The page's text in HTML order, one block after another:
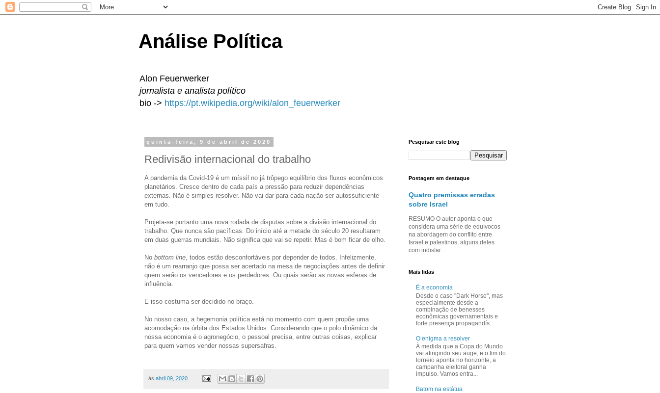
Análise Política
Alon Feuerwerker
jornalista e analista político
bio -> https://pt.wikipedia.org/wiki/alon_feuerwerker
quinta-feira, 9 de abril de 2020
Redivisão internacional do trabalho
A pandemia da Covid-19 é um míssil no já trôpego equilíbrio dos fluxos econômicos
planetários. Cresce dentro de cada país a pressão para reduzir dependências
externas. Não é simples resolver. Não vai dar para cada nação ser autossuficiente
em tudo.
Projeta-se portanto uma nova rodada de disputas sobre a divisão internacional do
trabalho. Que nunca são pacíficas. Do início até a metade do século 20 resultaram
em duas guerras mundiais. Não significa que vai se repetir. Mas é bom ficar de olho.
No bottom line , todos estão desconfortáveis por depender de todos. Infelizmente,
não é um rearranjo que possa ser acertado na mesa de negociações antes de definir
quem serão os vencedores e os perdedores. Ou quais serão as novas esferas de
influência.
E isso costuma ser decidido no braço.
No nosso caso, a hegemonia política está no momento com quem propõe uma
acomodação na órbita dos Estados Unidos. Considerando que o polo dinâmico da
nossa economia é o agronegócio, o pessoal precisa, entre outras coisas, explicar
para quem vamos vender nossas supersafras.
às abril 09, 2020
Pesquisar este blog
Postagem em destaque
Quatro premissas erradas
sobre Israel
RESUMO O autor aponta o que
considera uma série de equívocos
na abordagem do conflito entre
Israel e palestinos, alguns deles
com indisfar...
Mais lidas
É a economia
Desde o caso "Dark Horse", mas
especialmente desde a
combinação de benesses
econômicas governamentais e
forte presença propagandís...
O enigma a resolver
À medida que a Copa do Mundo
vai atingindo seu auge, e o fim do
torneio aponta no horizonte, a
campanha eleitoral ganha
impulso. Vamos entra...
Batom na estátua